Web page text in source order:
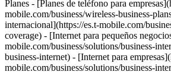
Planes - [Planes de teléfono para
mobile.com/business/wireless-business-
internacional](https://es.t-mobile.com/
coverage) - [Internet para pequeños
mobile.com/business/solutions/business-
business-internet) - [Internet para
mobile.com/business/solutions/business-